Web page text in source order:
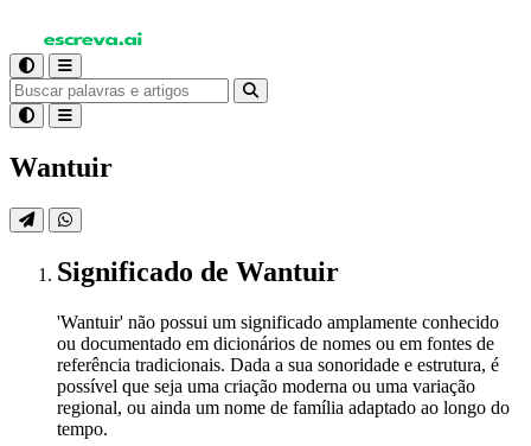
Wantuir
Significado de Wantuir
'Wantuir' não possui um significado amplamente conhecido
ou documentado em dicionários de nomes ou em fontes de
referência tradicionais. Dada a sua sonoridade e estrutura, é
possível que seja uma criação moderna ou uma variação
regional, ou ainda um nome de família adaptado ao longo do
tempo.